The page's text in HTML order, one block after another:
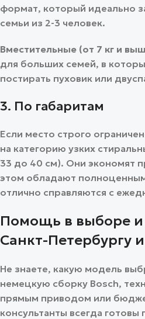
формат, который идеально
семьи из 2-3 человек.
Вместительные (от 7 кг и
для больших семей, в
постирать пуховик или
3. По габаритам
Если место строго
на категорию узких
33 до 40 см). Они экономят
этом обладают
отлично справляются с
Помощь в выборе и
Санкт-Петербургу
Не знаете, какую модель
немецкую сборку Bosch,
прямым приводом или
консультанты всегда